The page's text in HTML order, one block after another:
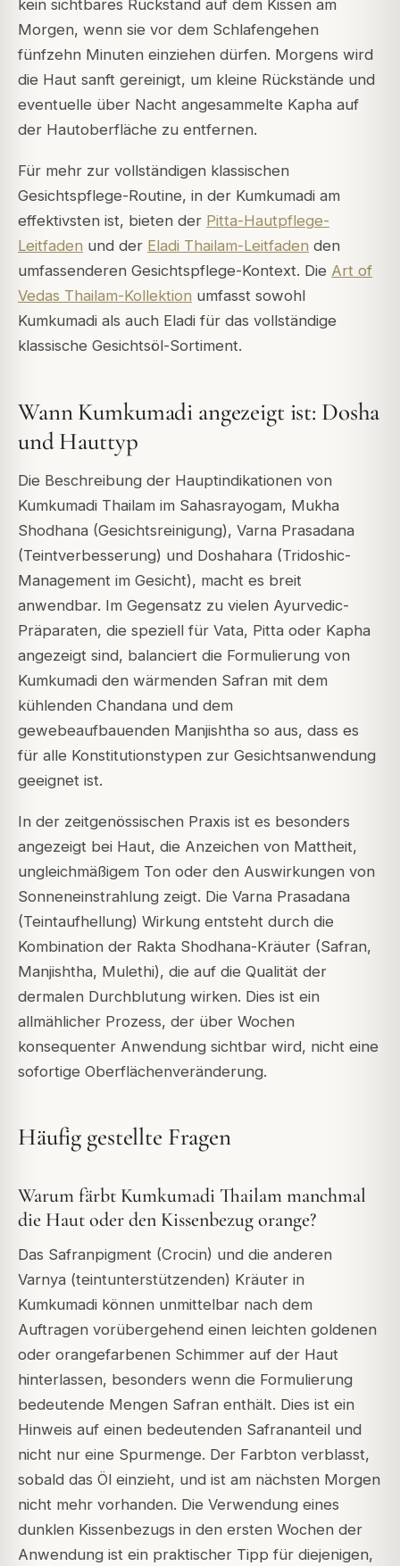
kein sichtbares Rückstand auf dem Kissen am
Morgen, wenn sie vor dem Schlafengehen
fünfzehn Minuten einziehen dürfen. Morgens wird
die Haut sanft gereinigt, um kleine Rückstände und
eventuelle über Nacht angesammelte Kapha auf
der Hautoberfläche zu entfernen.
Für mehr zur vollständigen klassischen
Gesichtspflege-Routine, in der Kumkumadi am
effektivsten ist, bieten der Pitta-Hautpflege-
Leitfaden und der Eladi Thailam-Leitfaden den
umfassenderen Gesichtspflege-Kontext. Die Art of
Vedas Thailam-Kollektion umfasst sowohl
Kumkumadi als auch Eladi für das vollständige
klassische Gesichtsöl-Sortiment.
Wann Kumkumadi angezeigt ist: Dosha
und Hauttyp
Die Beschreibung der Hauptindikationen von
Kumkumadi Thailam im Sahasrayogam, Mukha
Shodhana (Gesichtsreinigung), Varna Prasadana
(Teintverbesserung) und Doshahara (Tridoshic-
Management im Gesicht), macht es breit
anwendbar. Im Gegensatz zu vielen Ayurvedic-
Präparaten, die speziell für Vata, Pitta oder Kapha
angezeigt sind, balanciert die Formulierung von
Kumkumadi den wärmenden Safran mit dem
kühlenden Chandana und dem
gewebeaufbauenden Manjishtha so aus, dass es
für alle Konstitutionstypen zur Gesichtsanwendung
geeignet ist.
In der zeitgenössischen Praxis ist es besonders
angezeigt bei Haut, die Anzeichen von Mattheit,
ungleichmäßigem Ton oder den Auswirkungen von
Sonneneinstrahlung zeigt. Die Varna Prasadana
(Teintaufhellung) Wirkung entsteht durch die
Kombination der Rakta Shodhana-Kräuter (Safran,
Manjishtha, Mulethi), die auf die Qualität der
dermalen Durchblutung wirken. Dies ist ein
allmählicher Prozess, der über Wochen
konsequenter Anwendung sichtbar wird, nicht eine
sofortige Oberflächenveränderung.
Häufig gestellte Fragen
Warum färbt Kumkumadi Thailam manchmal
die Haut oder den Kissenbezug orange?
Das Safranpigment (Crocin) und die anderen
Varnya (teintunterstützenden) Kräuter in
Kumkumadi können unmittelbar nach dem
Auftragen vorübergehend einen leichten goldenen
oder orangefarbenen Schimmer auf der Haut
hinterlassen, besonders wenn die Formulierung
bedeutende Mengen Safran enthält. Dies ist ein
Hinweis auf einen bedeutenden Safrananteil und
nicht nur eine Spurmenge. Der Farbton verblasst,
sobald das Öl einzieht, und ist am nächsten Morgen
nicht mehr vorhanden. Die Verwendung eines
dunklen Kissenbezugs in den ersten Wochen der
Anwendung ist ein praktischer Tipp für diejenigen,